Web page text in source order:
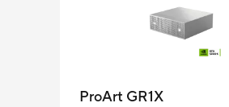
ProArt GR1X